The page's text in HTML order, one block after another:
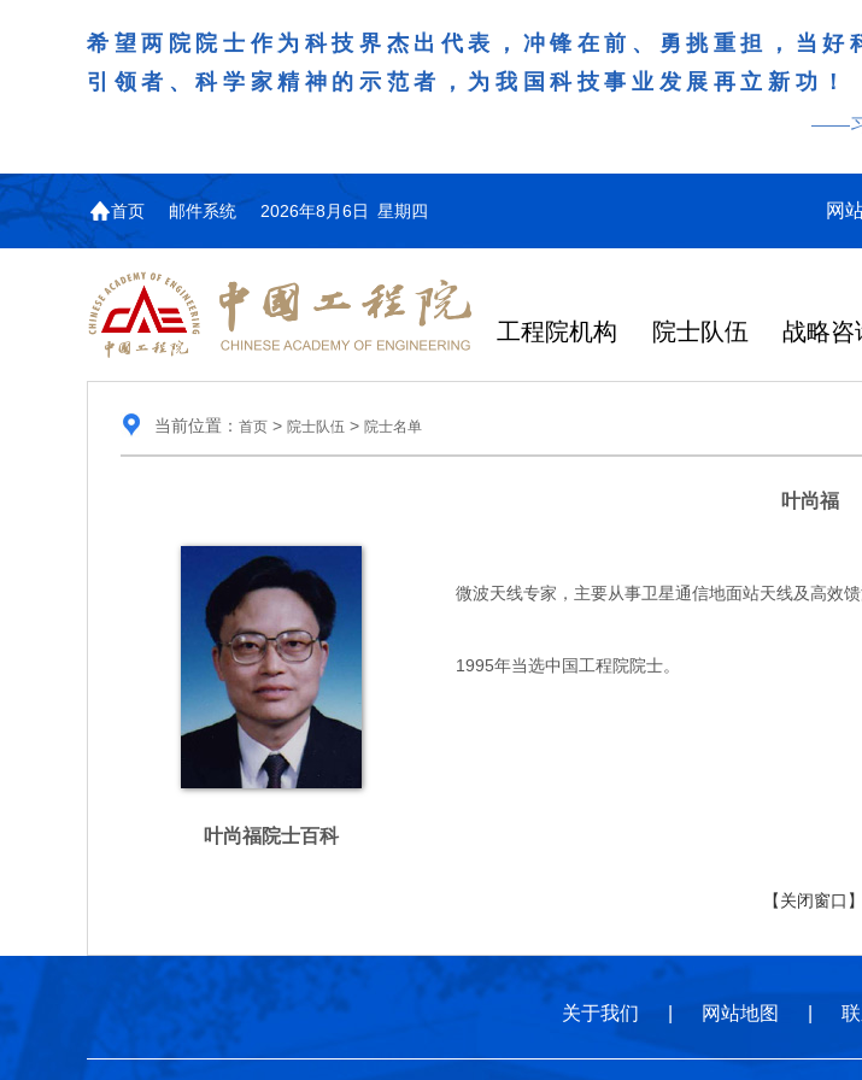
希望两院院士作为科技界杰出代表，冲锋在前、勇挑重担，当
引领者、科学家精神的示范者，为我国科技事业发展再立新功！
——习
首页 邮件系统 2026年8月6日 星期四 网
工程院机构 院士队伍 战略咨
当前位置： 首页> 院士队伍 > 院士名单
叶尚福
叶尚福院士百科
微波天线专家，主要从事卫星通信地面站天线及高效馈
1995年当选中国工程院院士。
【关闭窗口】
关于我们 网站地图